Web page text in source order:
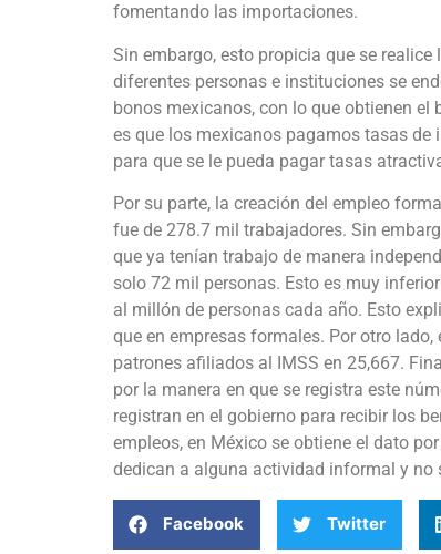
fomentando las importaciones.
Sin embargo, esto propicia que se
diferentes personas e instituciones se
bonos mexicanos, con lo que obtienen
es que los mexicanos pagamos tasas de
para que se le pueda pagar tasas
Por su parte, la creación del empleo
fue de 278.7 mil trabajadores. Sin
que ya tenían trabajo de manera
solo 72 mil personas. Esto es muy
al millón de personas cada año. Esto
que en empresas formales. Por otro
patrones afiliados al IMSS en 25,667.
por la manera en que se registra este
registran en el gobierno para recibir los
empleos, en México se obtiene el dato
dedican a alguna actividad informal y no
Facebook Twitter